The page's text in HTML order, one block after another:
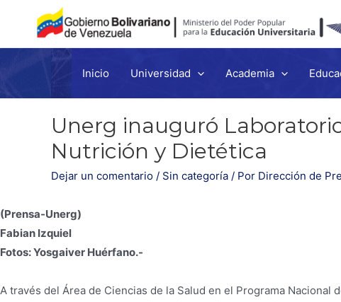
al
Inicio Universidad Academia
Unerg inauguró
Nutrición y Dietética
Dejar un comentario / Sin categoría / Por Dirección de
(Prensa-Unerg)
Fabian Izquiel
Fotos: Yosgaiver Huérfano.-
A través del Área de Ciencias de la Salud en el Programa